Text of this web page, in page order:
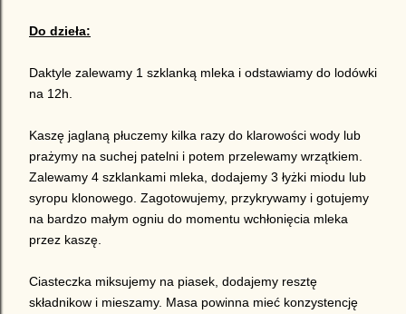
Do dzieła:
Daktyle zalewamy 1 szklanką mleka i odstawiamy do lodówki
na 12h.
Kaszę jaglaną płuczemy kilka razy do klarowości wody lub
prażymy na suchej patelni i potem przelewamy wrzątkiem.
Zalewamy 4 szklankami mleka, dodajemy 3 łyżki miodu lub
syropu klonowego. Zagotowujemy, przykrywamy i gotujemy
na bardzo małym ogniu do momentu wchłonięcia mleka
przez kaszę.
Ciasteczka miksujemy na piasek, dodajemy resztę
składnikow i mieszamy. Masa powinna mieć konzystencję